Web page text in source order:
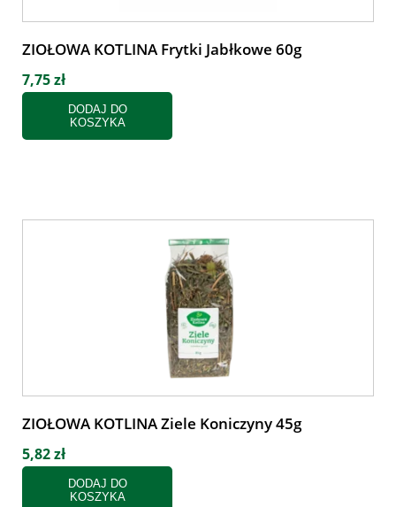
ZIOŁOWA KOTLINA Frytki Jabłkowe 60g
7,75 zł
DODAJ DO
KOSZYKA
ZIOŁOWA KOTLINA Ziele Koniczyny 45g
5,82 zł
DODAJ DO
KOSZYKA